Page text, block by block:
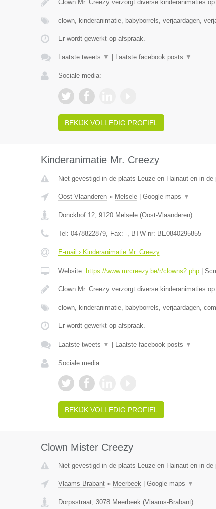
Clown Mr. Creezy verzorgt diverse kinderanimaties
clown, kinderanimatie, babyborrels, verjaardagen,
Er wordt gewerkt op afspraak.
Laatste tweets ▼ Laatste facebook posts ▼
Sociale media:
BEKIJK VOLLEDIG PROFIEL
Kinderanimatie Mr. Creezy
Niet gevestigd in de plaats Leuze en Hainaut en in de
Oost-Vlaanderen» Melsele| Google maps ▼
Donckhof 12, 9120 Melsele(Oost-Vlaanderen)
Tel: 0478822879, Fax: -, BTW-nr: BE0840295855
E-mail › Kinderanimatie Mr. Creezy
Website: https://www.mrcreezy.be/r/clowns2.php|
Clown Mr. Creezy verzorgt diverse kinderanimaties
clown, kinderanimatie, babyborrels, verjaardagen,
Er wordt gewerkt op afspraak.
Laatste tweets ▼ Laatste facebook posts ▼
Sociale media:
BEKIJK VOLLEDIG PROFIEL
Clown Mister Creezy
Niet gevestigd in de plaats Leuze en Hainaut en in de
Vlaams-Brabant» Meerbeek| Google maps ▼
Dorpsstraat, 3078 Meerbeek(Vlaams-Brabant)